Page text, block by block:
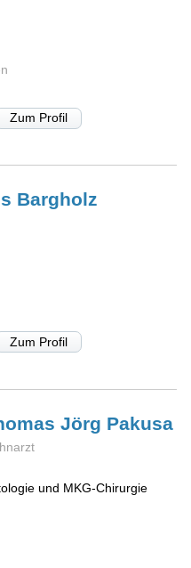
Zum Profil
Bargholz
Zum Profil
Jörg Pakusa
und MKG-Chirurgie